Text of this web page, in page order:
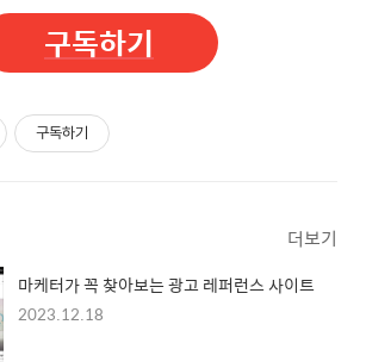
구독하기
구독하기
더보기
마케터가 꼭 찾아보는 광고 레퍼런스 사이트
2023.12.18